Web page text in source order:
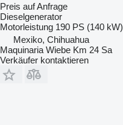
Preis auf Anfrage
Dieselgenerator
Motorleistung 190 PS (140 kW)
Mexiko, Chihuahua
Maquinaria Wiebe Km 24 Sa
Verkäufer kontaktieren